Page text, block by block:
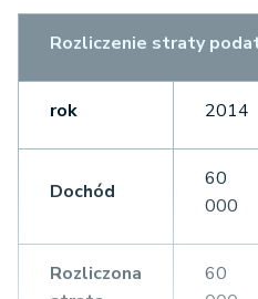
Rozliczenie straty
rok 2014
Dochód
60
000
Rozliczona
60